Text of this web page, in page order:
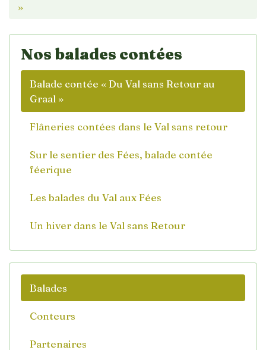
»
Nos balades contées
Balade contée « Du Val sans Retour au
Graal »
Flâneries contées dans le Val sans retour
Sur le sentier des Fées, balade contée
féerique
Les balades du Val aux Fées
Un hiver dans le Val sans Retour
Balades
Conteurs
Partenaires